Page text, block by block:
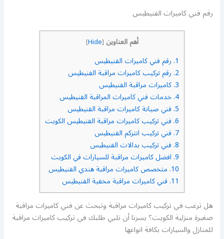
رقم فني كاميرات الفنيطيس
أهم العناوين [
Hide
]
1. رقم فني كاميرات الفنيطيس
2. رقم تركيب كاميرات مراقبة الفنيطيس
3. كاميرات مراقبة الفنيطيس
4. خدمات فني كاميرات المراقبة الفنيطيس
5. فني صيانة كاميرات مراقبة الفنيطيس
6. فني تركيب كاميرات مراقبة الفنيطيس الكويت
7. فني تركيب انتركم الفنيطيس
8. فني تركيب بدالات الفنيطيس
9. افضل كاميرات مراقبة للسيارات في الكويت
10. متخصص كاميرات مراقبة هندي الفنيطيس
11. فني كاميرات مراقبة مخفية الفنيطيس
هل ترغب في تركيب كاميرات مراقبة وتبحث عن فني كاميرات مراقبة
صغيرة منزلية الكويت؟ يسرنا أن نلبي طلبك في تركيب كاميرات مراقبة
للمنازل والسيارات بكافة انواعها